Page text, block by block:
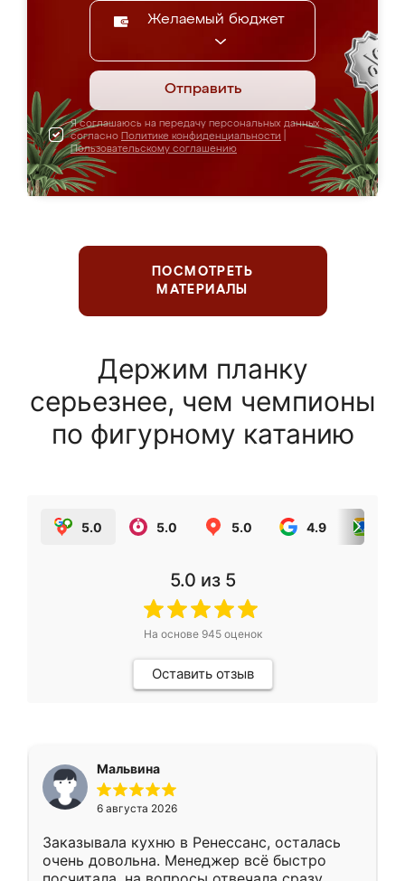
Желаемый бюджет
Отправить
Я соглашаюсь на передачу персональных данных
согласно Политике конфиденциальности
Пользовательскому соглашению
ПОСМОТРЕТЬ
МАТЕРИАЛЫ
Держим планку
серьезнее, чем чемпионы
по фигурному катанию
5.0 5.0 5.0 4.9
5.0 из 5
На основе 945оценок
Оставить отзыв
Мальвина
6 августа 2026
Заказывала кухню в Ренессанс, осталась
очень довольна. Менеджер всё быстро